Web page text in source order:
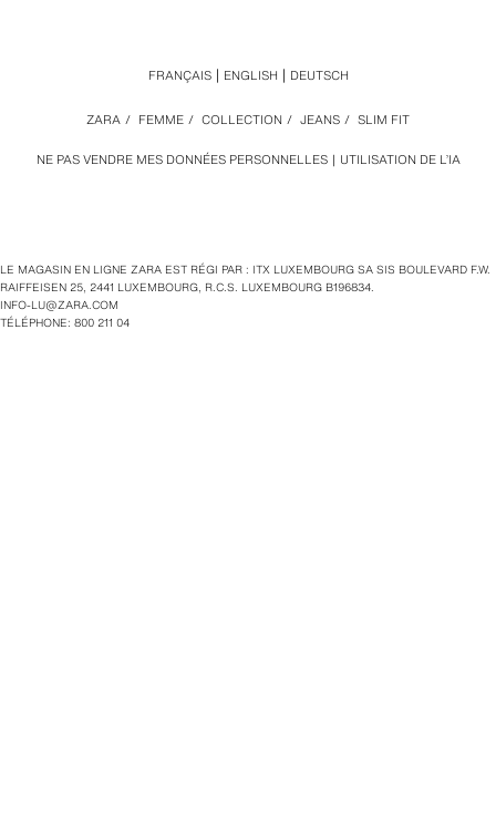
NE PAS VENDRE MES DONNÉES PERSONNELLES UTILISATION DE L’IA
ZARA / FEMME / COLLECTION / JEANS / SLIM FIT
FRANÇAIS ENGLISH DEUTSCH
LE MAGASIN EN LIGNE ZARA EST RÉGI PAR : ITX LUXEMBOURG SA SIS BOULEVARD F.W.
RAIFFEISEN 25, 2441 LUXEMBOURG, R.C.S. LUXEMBOURG B196834.
INFO-LU@ZARA.COM
TÉLÉPHONE: 800 211 04